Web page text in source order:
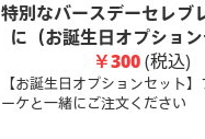
特別なバースデーセレブ
に（お誕生日オプション
￥300(税込)
【お誕生日オプションセット
ーケと一緒にご注文ください